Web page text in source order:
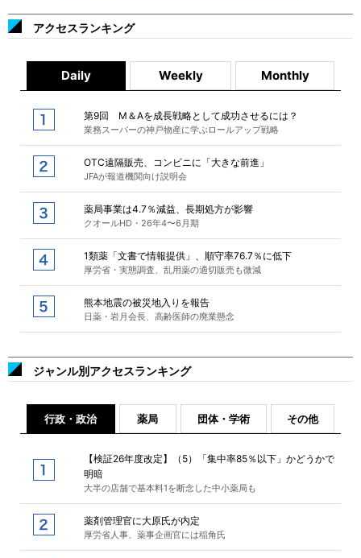
アクセスランキング
Daily Weekly Monthly
第9回 M＆Aを成長戦略として成功させるには？
業務スーパーの神戸物産に学ぶロールアップ戦略
OTC遠隔販売、コンビニに「大きな前進」
JFAが報道機関向け説明会
薬局事業は4.7％減益、長期処方が影響
クオールHD・26年4〜6月期
1類薬「文書で情報提供」、順守率76.7％に低下
厚労省・実態調査、乱用薬の適切販売も微減
熊本地震の被災地入りを報告
日薬・岩月会長、高齢医師の廃業懸念
ジャンル別アクセスランキング
行政・政治 薬局 団体・学術 その他
【検証26年度改定】（5）「集中率85％以下」かどうかで
明暗
大半の店舗で基本料1を断念した中小薬局も
薬剤管理官に大原氏が内定
厚労省人事、薬事企画官には稲角氏